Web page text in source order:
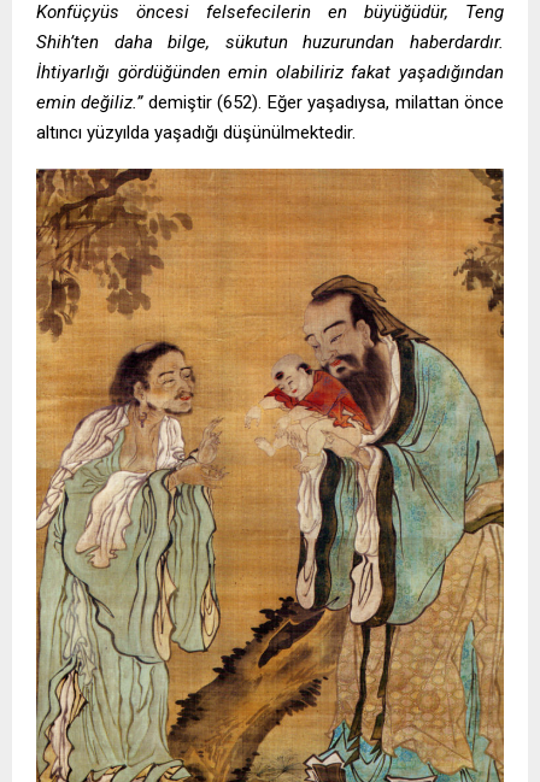
Konfüçyüs öncesi felsefecilerin en büyüğüdür, Teng
Shih’ten daha bilge, sükutun huzurundan haberdardır.
İhtiyarlığı gördüğünden emin olabiliriz fakat yaşadığından
emin değiliz.”demiştir (652). Eğer yaşadıysa, milattan önce
altıncı yüzyılda yaşadığı düşünülmektedir.